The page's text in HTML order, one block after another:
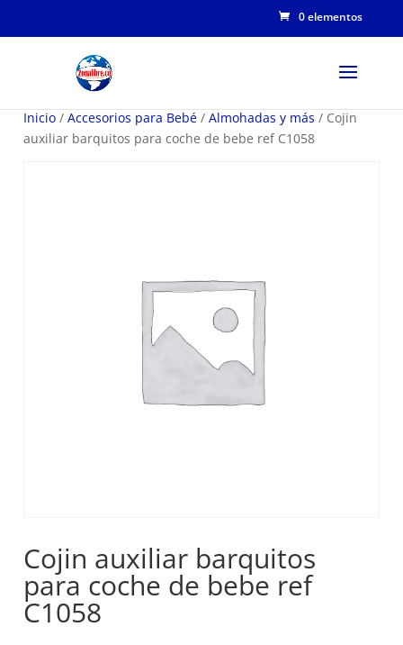
0 elementos
Inicio / Accesorios para Bebé / Almohadas y más / Cojin
auxiliar barquitos para coche de bebe ref C1058
Cojin auxiliar barquitos
para coche de bebe ref
C1058